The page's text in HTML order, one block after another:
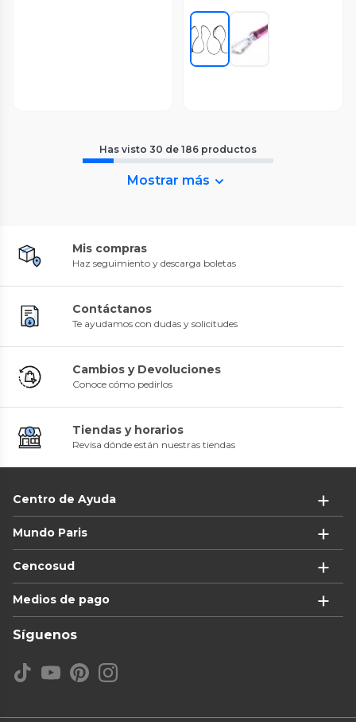
Has visto 30 de 186 productos
Mostrar más
Mis compras
Haz seguimiento y descarga boletas
Contáctanos
Te ayudamos con dudas y solicitudes
Cambios y Devoluciones
Conoce cómo pedirlos
Tiendas y horarios
Revisa dónde están nuestras tiendas
Centro de Ayuda
Mundo Paris
Cencosud
Medios de pago
Síguenos